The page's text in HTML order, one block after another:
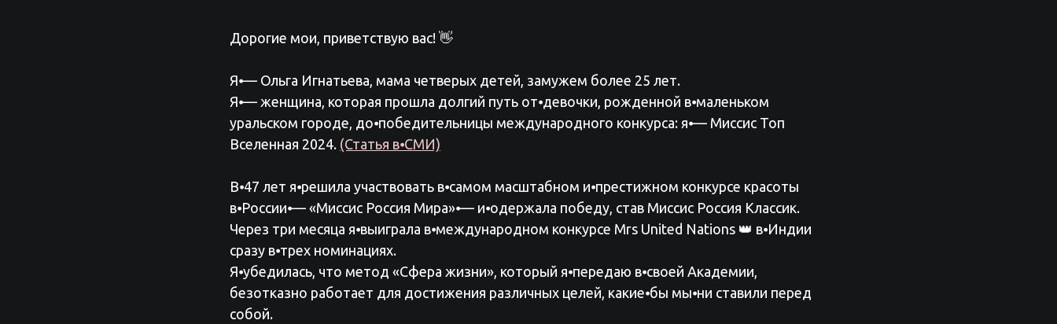
Дорогие мои, приветствую вас! 👋
Я⦁— Ольга Игнатьева, мама четверых детей, замужем более 25 лет.
Я⦁— женщина, которая прошла долгий путь от⦁девочки, рожденной в⦁маленьком
уральском городе, до⦁победительницы международного конкурса: я⦁— Миссис Топ
Вселенная 2024. (Статья в⦁СМИ)
В⦁47 лет я⦁решила участвовать в⦁самом масштабном и⦁престижном конкурсе красоты
в⦁России⦁— «Миссис Россия Мира»⦁— и⦁одержала победу, став Миссис Россия Классик.
Через три месяца я⦁выиграла в⦁международном конкурсе Mrs United Nations 👑 в⦁Индии
сразу в⦁трех номинациях.
Я⦁убедилась, что метод «Сфера жизни», который я⦁передаю в⦁своей Академии,
безотказно работает для достижения различных целей, какие⦁бы мы⦁ни ставили перед
собой.